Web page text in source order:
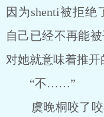
因为shenti被拒
自己已经不再能
对她就意味着推开
“不……”
虞晚桐咬了咬